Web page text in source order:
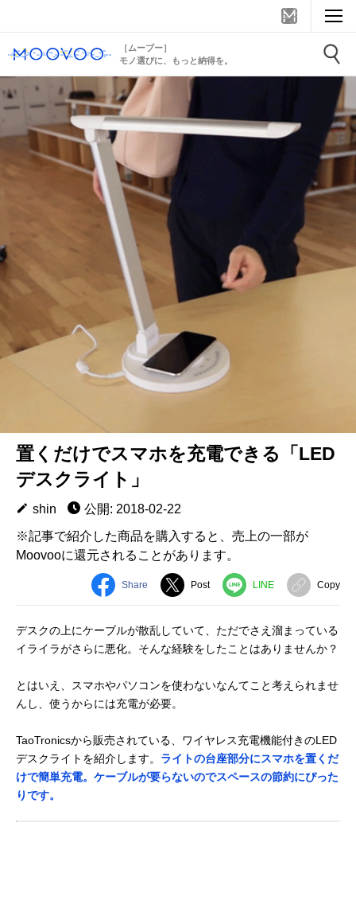
［ムーブー］
モノ選びに、もっと納得を。
置くだけでスマホを充電できる「LED
デスクライト」
shin
公開: 2018-02-22
※記事で紹介した商品を購入すると、売上の一部が
Moovooに還元されることがあります。
Share Post LINE Copy
デスクの上にケーブルが散乱していて、ただでさえ溜まっている
イライラがさらに悪化。そんな経験をしたことはありませんか？
とはいえ、スマホやパソコンを使わないなんてこと考えられませ
んし、使うからには充電が必要。
TaoTronicsから販売されている、ワイヤレス充電機能付きのLED
デスクライトを紹介します。 ライトの台座部分にスマホを置くだ
けで簡単充電。ケーブルが要らないのでスペースの節約にぴった
りです。